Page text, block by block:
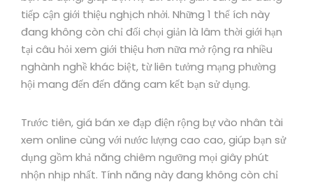
tiếp cận giới thiệu nghịch nhởi. Những 1 thể ích này
đang không còn chỉ đối chọi giản là lâm thời giới hạn
tại câu hỏi xem giới thiệu hơn nữa mở rộng ra nhiều
nghành nghề khác biệt, từ liên tưởng mạng phường
hội mang đến đến đăng cam kết bạn sử dụng.
Trước tiên, giá bán xe đạp điện rộng bự vào nhân tài
xem online cùng với nước lượng cao cao, giúp bạn sử
dụng gồm khả năng chiêm ngưỡng mọi giây phút
nhộn nhịp nhất. Tính năng này đang không còn chỉ